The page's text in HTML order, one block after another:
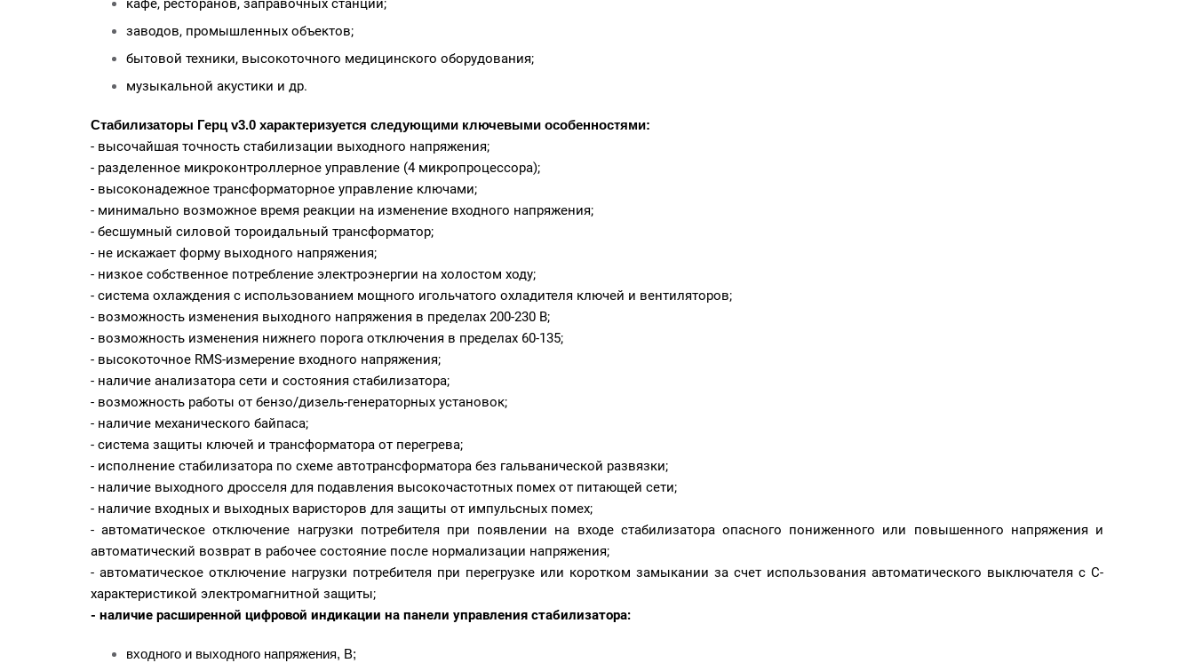
кафе, ресторанов, заправочных станций;
заводов, промышленных объектов;
бытовой техники, высокоточного медицинского оборудования;
музыкальной акустики и др.
Стабилизаторы Герц v3.0 характеризуется следующими ключевыми особенностями:
- высочайшая точность стабилизации выходного напряжения;
- разделенное микроконтроллерное управление (4 микропроцессора);
- высоконадежное трансформаторное управление ключами;
- минимально возможное время реакции на изменение входного напряжения;
- бесшумный силовой тороидальный трансформатор;
- не искажает форму выходного напряжения;
- низкое собственное потребление электроэнергии на холостом ходу;
- система охлаждения с использованием мощного игольчатого охладителя ключей и вентиляторов;
- возможность изменения выходного напряжения в пределах 200-230 В;
- возможность изменения нижнего порога отключения в пределах 60-135;
- высокоточное RMS-измерение входного напряжения;
- наличие анализатора сети и состояния стабилизатора;
- возможность работы от бензо/дизель-генераторных установок;
- наличие механического байпаса;
- система защиты ключей и трансформатора от перегрева;
- исполнение стабилизатора по схеме автотрансформатора без гальванической развязки;
- наличие выходного дросселя для подавления высокочастотных помех от питающей сети;
- наличие входных и выходных варисторов для защиты от импульсных помех;
- автоматическое отключение нагрузки потребителя при появлении на входе стабилизатора опасного пониженного или повышенного напряжения и
автоматический возврат в рабочее состояние после нормализации напряжения;
- автоматическое отключение нагрузки потребителя при перегрузке или коротком замыкании за счет использования автоматического выключателя с С-
характеристикой электромагнитной защиты;
- наличие расширенной цифровой индикации на панели управления стабилизатора:
входного и выходного напряжения, В;